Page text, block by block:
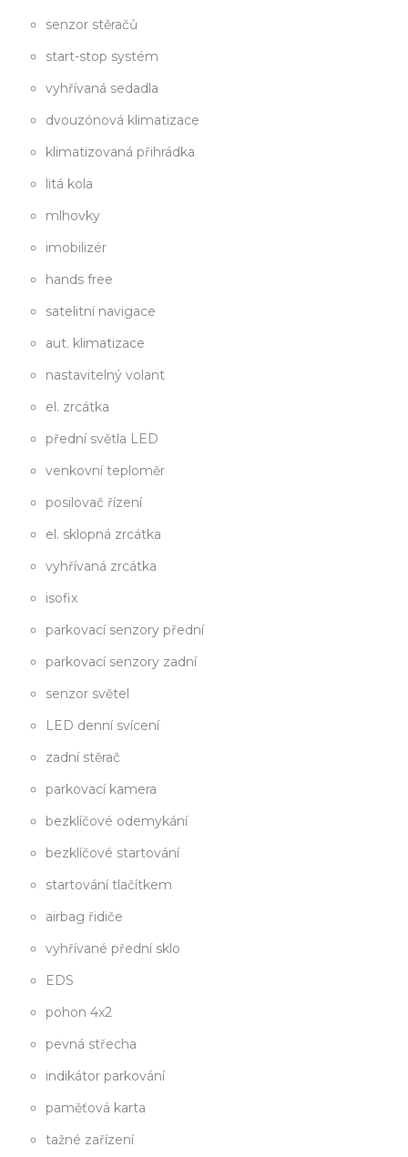
senzor stěračů
start-stop systém
vyhřívaná sedadla
dvouzónová klimatizace
klimatizovaná přihrádka
litá kola
mlhovky
imobilizér
hands free
satelitní navigace
aut. klimatizace
nastavitelný volant
el. zrcátka
přední světla LED
venkovní teploměr
posilovač řízení
el. sklopná zrcátka
vyhřívaná zrcátka
isofix
parkovací senzory přední
parkovací senzory zadní
senzor světel
LED denní svícení
zadní stěrač
parkovací kamera
bezklíčové odemykání
bezklíčové startování
startování tlačítkem
airbag řidiče
vyhřívané přední sklo
EDS
pohon 4x2
pevná střecha
indikátor parkování
paměťová karta
tažné zařízení